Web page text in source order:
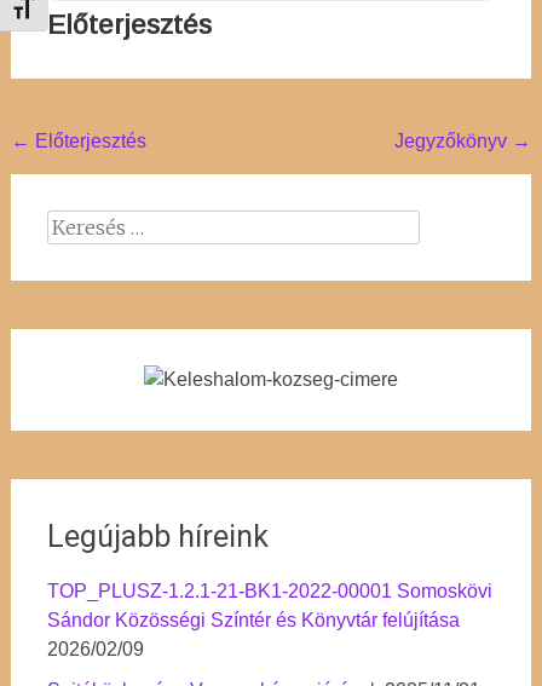
Betűméret váltása
Előterjesztés
Post
navigation
← Előterjesztés Jegyzőkönyv →
Keresés:
Legújabb híreink
TOP_PLUSZ-1.2.1-21-BK1-2022-00001 Somoskövi
Sándor Közösségi Színtér és Könyvtár felújítása
2026/02/09